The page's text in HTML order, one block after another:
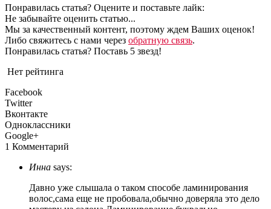
Понравилась статья? Оцените и поставьте лайк:
Не забывайте оценить статью...
Мы за качественный контент, поэтому ждем Ваших оценок!
Либо свяжитесь с нами через обратную связь.
Понравилась статья? Поставь 5 звезд!
Нет рейтинга
Facebook
Twitter
Вконтакте
Одноклассники
Google+
1 Комментарий
Инна says:
Давно уже слышала о таком способе ламинирования
волос,сама еще не пробовала,обычно доверяла это дело